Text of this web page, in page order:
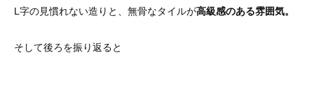
L字の見慣れない造りと、無骨なタイルが高級感のある雰囲気。
そして後ろを振り返ると